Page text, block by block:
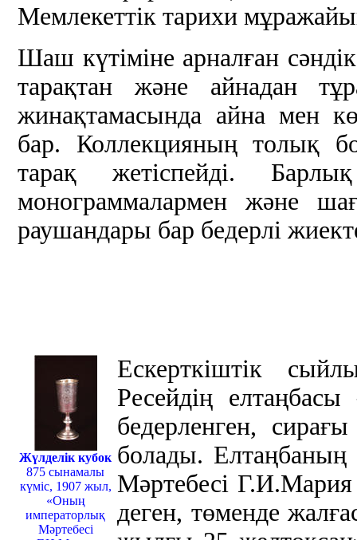
Мемлекеттік тарихи
Шаш күтіміне арналған
тарақтан және айнадан
жинақтамасында айна мен
бар. Коллекцияның толық
тарақ жетіспейді.
монограммалармен және
раушандары бар бедерлі
Жүлделік кубок
875 сынамалы
күміс, 1907 жыл,
«Оның
императорлық
Мәртебесі
Ескерткіштік
Ресейдің
бедерленген,
болады.
Мәртебесі
деген, төменде